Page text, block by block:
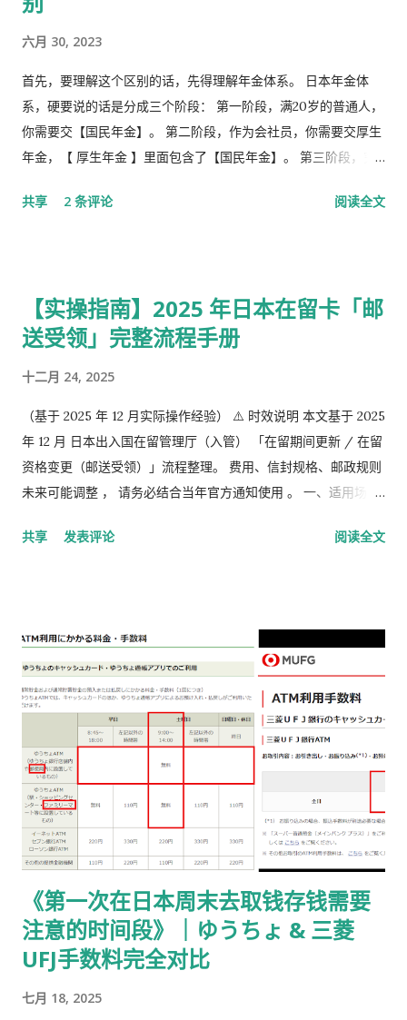
六月 30, 2023
首先，要理解这个区别的话，先得理解年金体系。 日本年金体
系，硬要说的话是分成三个阶段： 第一阶段，满20岁的普通人，
你需要交【国民年金】。 第二阶段，作为会社员，你需要交厚生
年金，【 厚生年金 】里面包含了【国民年金】。 第三阶段，究
槽的。 第1号被保险者：20岁以上60岁未满农业者，自营业者，
共享 2 条评论 阅读全文
【实操指南】2025 年日本在留卡「邮
送受领」完整流程手册
十二月 24, 2025
（基于 2025 年 12 月实际操作经验） ⚠️ 时效说明 本文基于 2025
年 12 月 日本出入国在留管理厅（入管） 「在留期间更新 / 在留
资格变更（邮送受领）」流程整理。 费用、信封规格、邮政规则
未来可能调整 ， 请务必结合当年官方通知使用 。 一、适用场景
完了，请邮寄材料 」的邮件 选择 邮送方式领取新在留卡 需要自
载 PDF（不是费用说明页） 👉
https://www.moj.go.jp/isa/content/930002833.pdf 打印后
填写： 右上角： 申请受理编号 右下角： 本人姓名 在指定的「収
入印紙贴付栏」内： 贴 5,500 日元的收入印纸 可以是 两张或多
张 不重叠、不消印 📌 5,500 日元适用于： 2025 年 4 月 1 日以
后提交的在留期间更新 / 资格变更申请 ② 准备回邮用【レター
パック】 可以使用： 青色：レターパックライト（430 日元）
或红色：レターパックプラス（更稳，但非强制） 回邮用 レター
パック： 提前写好“收件人地址” 可写：本人住址 或 公司地址 不
要封口 可 对折一次 （标准做法） 📌 官方邮件只写「レターパッ
ク」， 没有指定必须 Plus，也没有写必须本人签收 。 ③ 用【简
易书留】寄给入管 把以下 3 样东西一起放入一个 A4 用信封 ：
手数料纳付书（已贴印纸） 当前持有的在留卡 正本 回邮用 レタ
ーパック（对折） 信封要求： 角2 或 角4 都可以 两者都能放 A4
入管、邮局 没有尺寸指定 用你手上的那个即可 到邮局柜台说一
共享 发表评论 阅读全文
《第一次在日本周末去取钱存钱需要
注意的时间段》｜ゆうちょ & 三菱
UFJ手数料完全对比
七月 18, 2025